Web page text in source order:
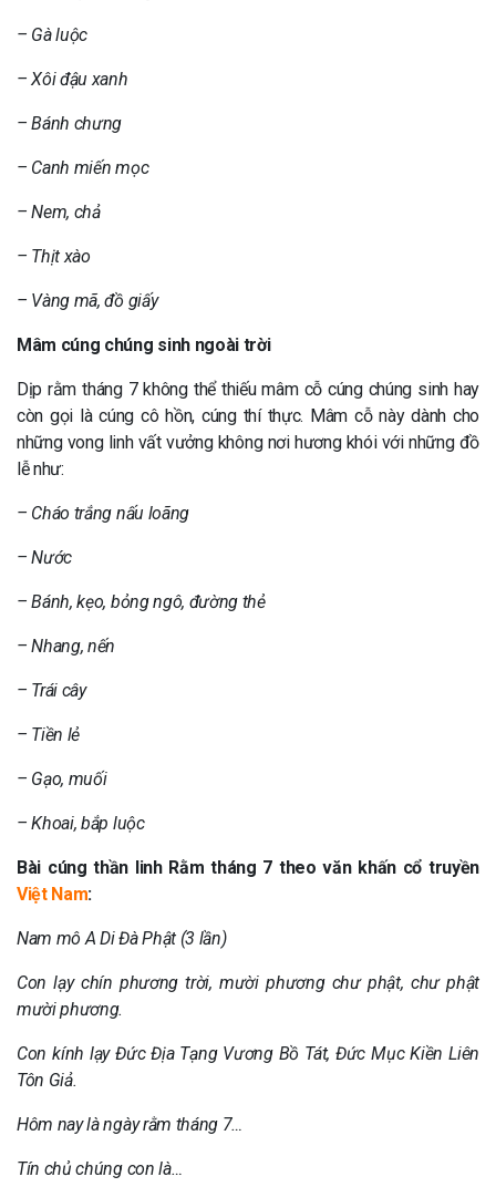
– Gà luộc
– Xôi đậu xanh
– Bánh chưng
– Canh miến mọc
– Nem, chả
– Thịt xào
– Vàng mã, đồ giấy
Mâm cúng chúng sinh ngoài trời
Dịp rằm tháng 7 không thể thiếu mâm cỗ cúng chúng sinh hay
còn gọi là cúng cô hồn, cúng thí thực. Mâm cỗ này dành cho
những vong linh vất vưởng không nơi hương khói với những đồ
lễ như:
– Cháo trắng nấu loãng
– Nước
– Bánh, kẹo, bỏng ngô, đường thẻ
– Nhang, nến
– Trái cây
– Tiền lẻ
– Gạo, muối
– Khoai, bắp luộc
Bài cúng thần linh Rằm tháng 7 theo văn khấn cổ truyền
Việt Nam:
Nam mô A Di Đà Phật (3 lần)
Con lạy chín phương trời, mười phương chư phật, chư phật
mười phương.
Con kính lạy Đức Địa Tạng Vương Bồ Tát, Đức Mục Kiền Liên
Tôn Giả.
Hôm nay là ngày rằm tháng 7…
Tín chủ chúng con là…